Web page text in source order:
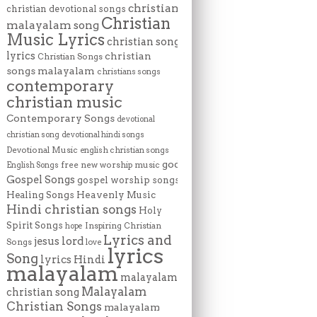
christian devotional songs christian
malayalam song Christian
Music Lyrics christian song
lyrics Christian Songs christian
songs malayalam christians songs
contemporary
christian music
Contemporary Songs devotional
christian song devotional hindi songs
Devotional Music english christian songs
English Songs free new worship music god
Gospel Songs gospel worship songs
Healing Songs Heavenly Music
Hindi christian songs Holy
Spirit Songs hope Inspiring Christian
Songs jesus lord love Lyrics and
Song lyrics Hindi lyrics
malayalam malayalam
christian song Malayalam
Christian Songs malayalam